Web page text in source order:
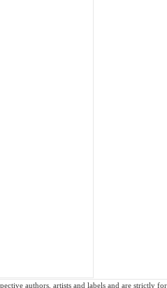
authors, artists and labels and are strictly